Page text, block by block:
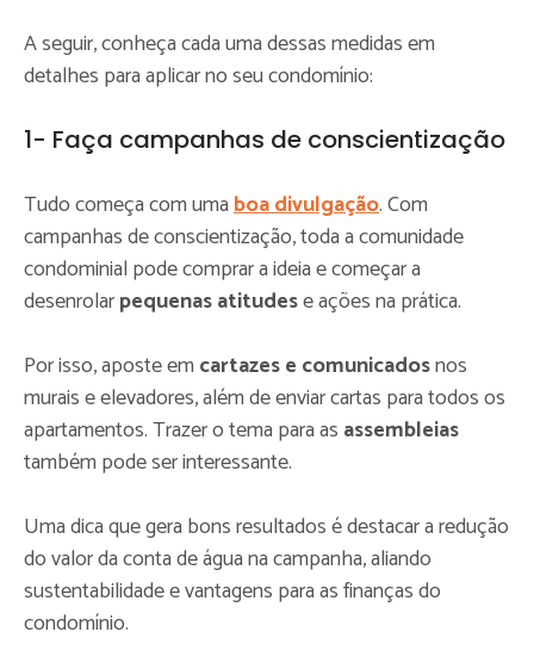
A seguir, conheça cada uma dessas medidas em
detalhes para aplicar no seu condomínio:
1- Faça campanhas de conscientização
Tudo começa com umaboa divulgação. Com
campanhas de conscientização, toda a comunidade
condominial pode comprar a ideia e começar a
desenrolarpequenas atitudese ações na prática.
Por isso, aposte em cartazes e comunicadosnos
murais e elevadores, além de enviar cartas para todos os
apartamentos. Trazer o tema para as assembleias
também pode ser interessante.
Uma dica que gera bons resultados é destacar a redução
do valor da conta de água na campanha, aliando
sustentabilidade e vantagens para as finanças do
condomínio.